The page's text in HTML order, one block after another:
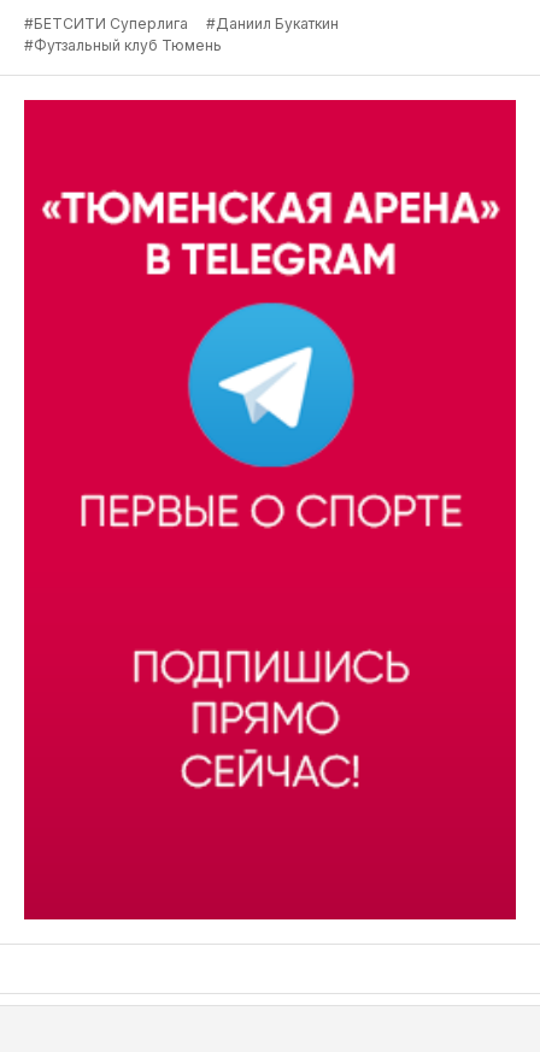
#БЕТСИТИ Суперлига
#Даниил Букаткин
#Футзальный клуб Тюмень